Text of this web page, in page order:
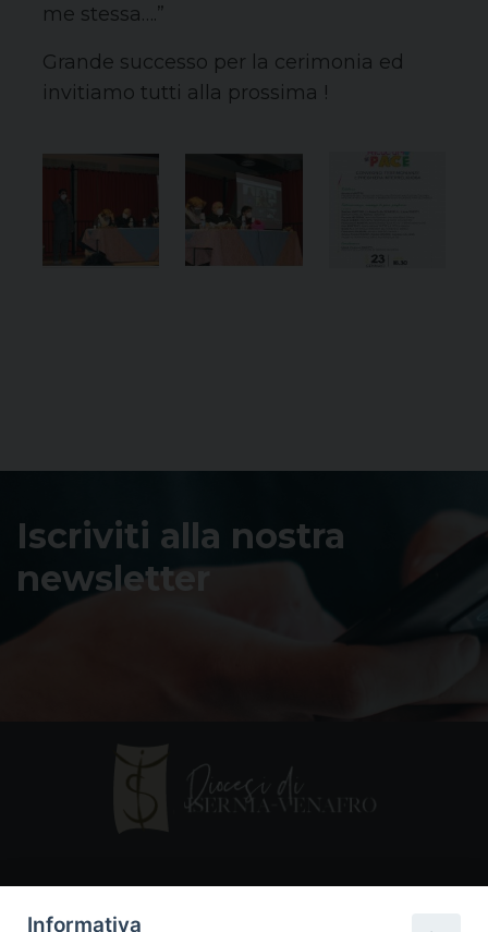
me stessa….”
Grande successo per la cerimonia ed
invitiamo tutti alla prossima !
Iscriviti alla nostra
newsletter
Informativa